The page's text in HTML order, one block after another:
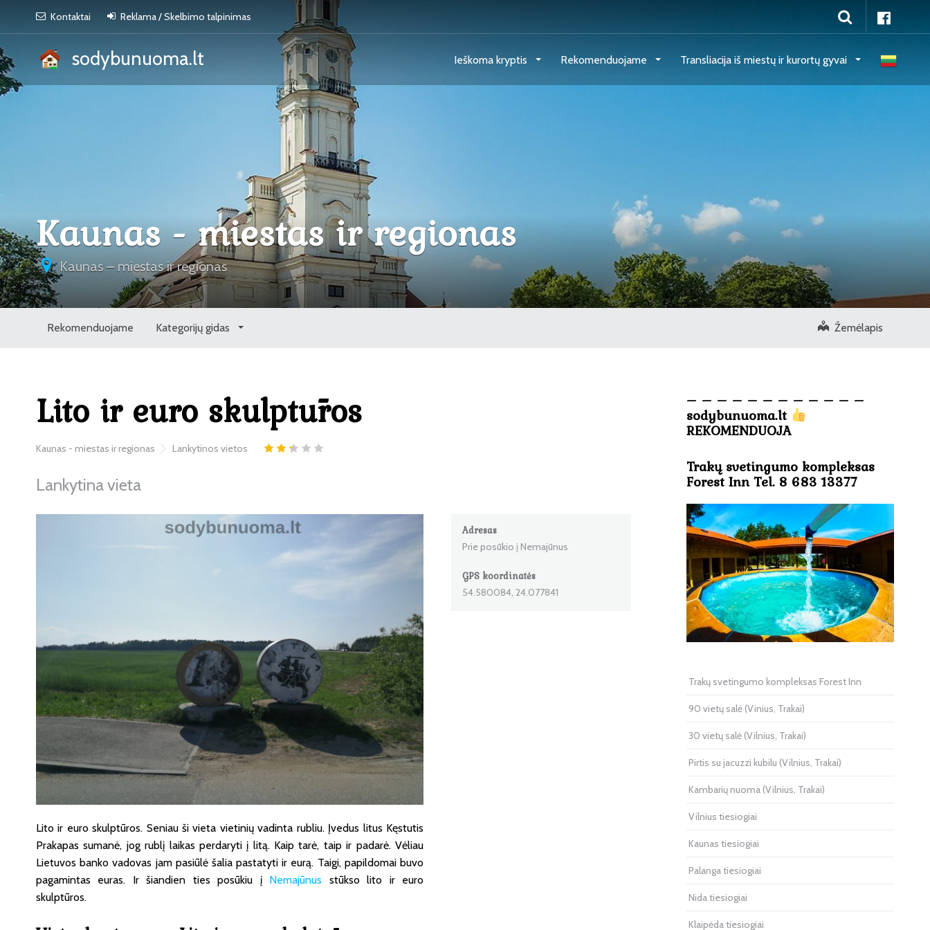
Kontaktai Reklama / Skelbimo talpinimas
sodybunuoma.lt Ieškoma kryptis Rekomenduojame Transliacija iš miestų ir kurortų gyvai
Kaunas - miestas ir regionas
Kaunas – miestas ir regionas
Rekomenduojame Kategorijų gidas Žemėlapis
Lito ir euro skulptūros
Kaunas - miestas ir regionas Lankytinos vietos
Lankytina vieta
Lito ir euro skulptūros. Seniau ši vieta vietinių vadinta rubliu. Įvedus litus Kęstutis
Prakapas sumanė, jog rublį laikas perdaryti į litą. Kaip tarė, taip ir padarė. Vėliau
Lietuvos banko vadovas jam pasiūlė šalia pastatyti ir eurą. Taigi, papildomai buvo
pagamintas euras. Ir šiandien ties posūkiu į Nemajūnus stūkso lito ir euro
skulptūros.
Adresas
Prie posūkio į Nemajūnus
GPS koordinatės
54.580084, 24.077841
– – – – – – – – – – – –
sodybunuoma.lt
REKOMENDUOJA
Trakų svetingumo kompleksas
Forest Inn Tel. 8 683 13377
Trakų svetingumo kompleksas Forest Inn
90 vietų salė (Vinius, Trakai)
30 vietų salė (Vilnius, Trakai)
Pirtis su jacuzzi kubilu (Vilnius, Trakai)
Kambarių nuoma (Vilnius, Trakai)
Vilnius tiesiogiai
Kaunas tiesiogiai
Palanga tiesiogiai
Nida tiesiogiai
Klaipėda tiesiogiai